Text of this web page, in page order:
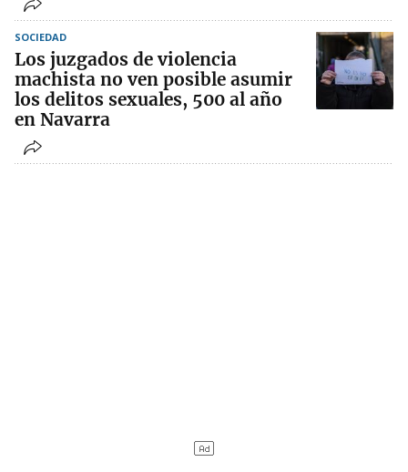
SOCIEDAD
Los juzgados de violencia
machista no ven posible asumir
los delitos sexuales, 500 al año
en Navarra